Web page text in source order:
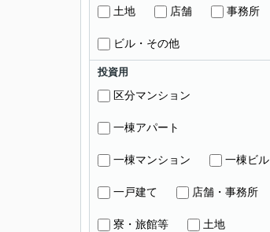
土地 店舗 事務所
ビル・その他
投資用
区分マンション
一棟アパート
一棟マンション 一棟ビル
一戸建て 店舗・事務所
寮・旅館等 土地